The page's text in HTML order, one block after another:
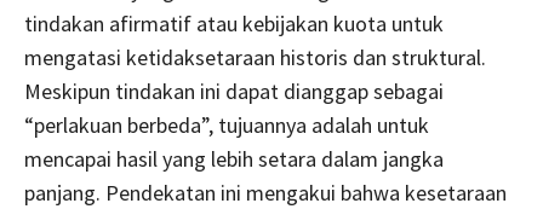
tindakan afirmatif atau kebijakan kuota untuk
mengatasi ketidaksetaraan historis dan struktural.
Meskipun tindakan ini dapat dianggap sebagai
“perlakuan berbeda”, tujuannya adalah untuk
mencapai hasil yang lebih setara dalam jangka
panjang. Pendekatan ini mengakui bahwa kesetaraan